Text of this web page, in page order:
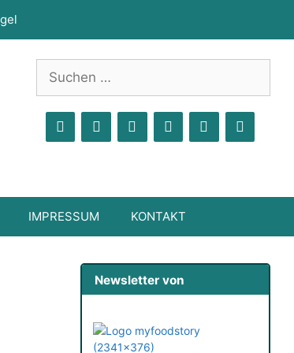
Suchen
nach:
IMPRESSUM KONTAKT
Newsletter von